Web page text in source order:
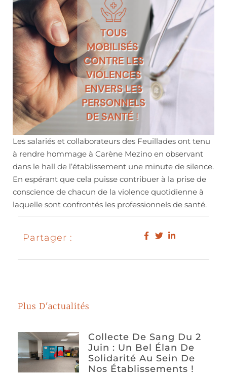
Les salariés et collaborateurs des Feuillades ont tenu
à rendre hommage à Carène Mezino en observant
dans le hall de l’établissement une minute de silence.
En espérant que cela puisse contribuer à la prise de
conscience de chacun de la violence quotidienne à
laquelle sont confrontés les professionnels de santé.
Partager :
Plus D'actualités
Collecte De Sang Du 2
Juin : Un Bel Élan De
Solidarité Au Sein De
Nos Établissements !